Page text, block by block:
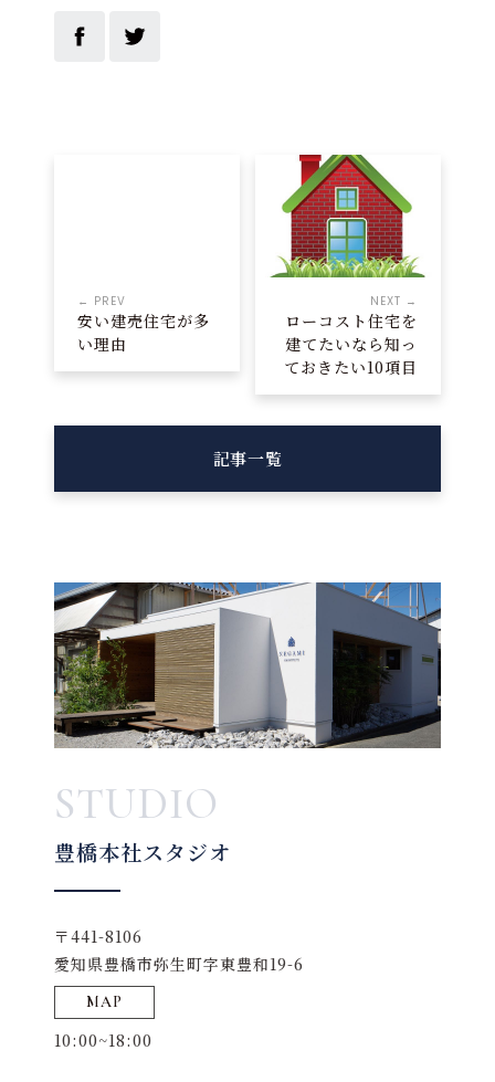
← PREV
安い建売住宅が多
い理由
NEXT →
ローコスト住宅を
建てたいなら知っ
ておきたい10項目
記事一覧
STUDIO
豊橋本社スタジオ
〒441-8106
愛知県豊橋市弥生町字東豊和19-6
MAP
10:00~18:00